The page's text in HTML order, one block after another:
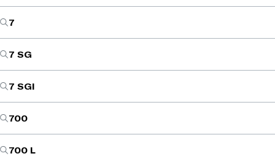
7
7 SG
7 SGI
700
700 L